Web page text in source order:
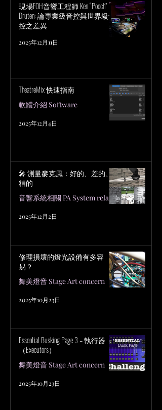
現場FOH音響工程師 Ken “Pooch” Van
Druten: 論專業級音控與世界級音
控之差異
2025年12月11日
TheatreMix 快速指南
軟體介紹 Software
2025年12月4日
🎤 測量麥克風：好的、差的、
糟的
音響系統相關 PA System related
2025年12月2日
修理損壞的燈光設備有多容
易？
舞美燈音 Stage Art concern
2025年10月23日
Essential Busking Page 3 – 執行器
（Executors）
舞美燈音 Stage Art concern
2025年10月23日